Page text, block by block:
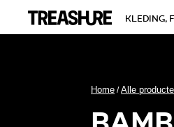
kleding,
Home /Alle